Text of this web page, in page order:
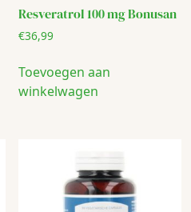
Resveratrol 100 mg Bonusan
€36,99
Toevoegen aan
winkelwagen